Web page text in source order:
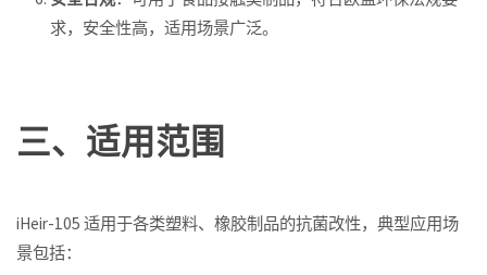
求，安全性高，适用场景广泛。
三、适用范围
iHeir-105 适用于各类塑料、橡胶制品的抗菌改性，典型应用场
景包括：